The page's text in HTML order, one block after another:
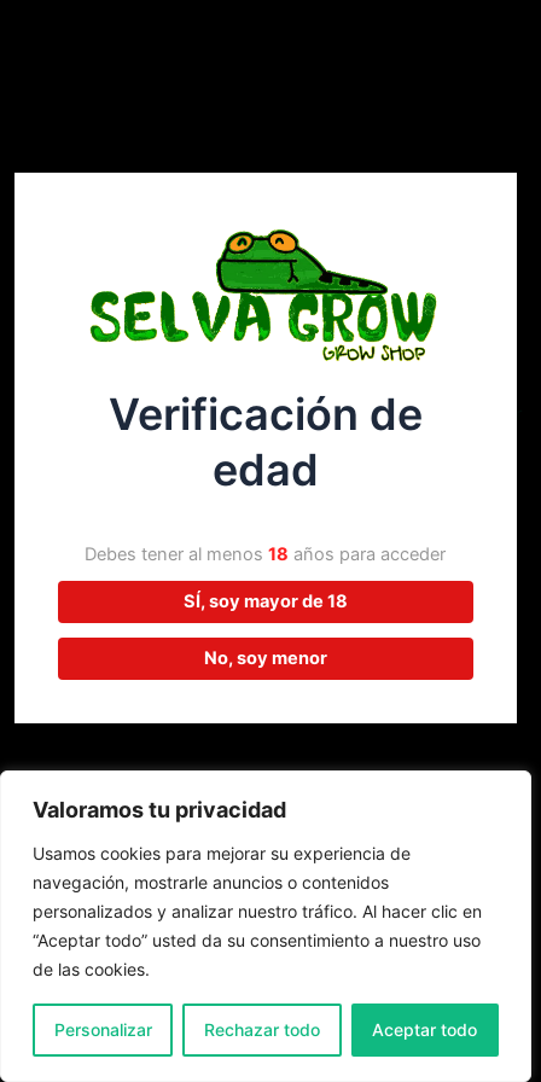
Valoramos tu privacidad
Usamos cookies para mejorar su experiencia de
navegación, mostrarle anuncios o contenidos
personalizados y analizar nuestro tráfico. Al hacer clic en
“Aceptar todo” usted da su consentimiento a nuestro uso
de las cookies.
Personalizar Rechazar todo Aceptar todo
¡Disculpa este desastre! Estamos
trabajando en algo increíble,
¡vuelve pronto!
Verificación de
edad
Debes tener al menos18 años para acceder
SÍ, soy mayor de 18
No, soy menor